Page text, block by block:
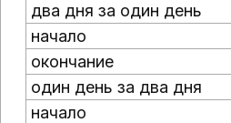
два дня за один день
начало
окончание
один день за два дня
начало